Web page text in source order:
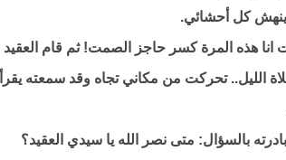
ينهش كل أحشائي.
انا هذه المرة كسر حاجز الصمت! ثم قام
تحركت من مكاني تجاه وقد سمعته يقرأ
بالسؤال: متى نصر الله يا سيدي العقيد؟